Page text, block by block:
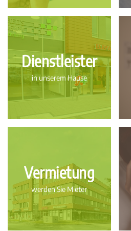
Dienstleister
in unserem Hause
Vermietung
werden Sie Mieter